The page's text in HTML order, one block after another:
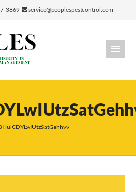
3869 service@peoplespestcontrol.com